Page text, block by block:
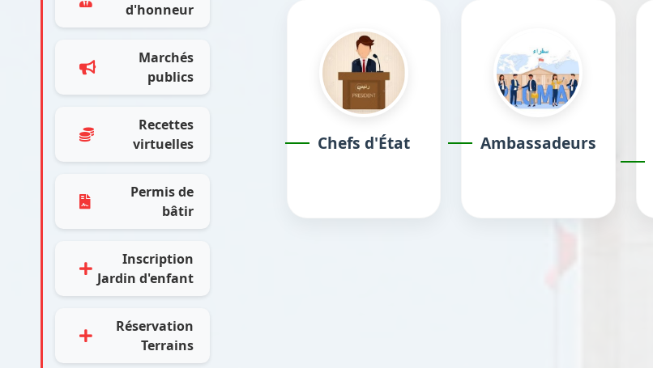
d'honneur
Marchés
publics
Recettes
virtuelles
Permis de
bâtir
Inscription
Jardin d'enfant
Réservation
Terrains
Chefs d'État Ambassadeurs